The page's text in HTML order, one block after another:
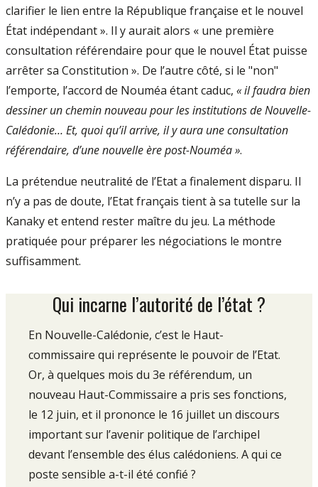
clarifier le lien entre la République française et le nouvel
État indépendant ». Il y aurait alors « une première
consultation référendaire pour que le nouvel État puisse
arrêter sa Constitution ». De l’autre côté, si le "non"
l’emporte, l’accord de Nouméa étant caduc, « il faudra bien
dessiner un chemin nouveau pour les institutions de Nouvelle-
Calédonie… Et, quoi qu’il arrive, il y aura une consultation
référendaire, d’une nouvelle ère post-Nouméa ».
La prétendue neutralité de l’Etat a finalement disparu. Il
n’y a pas de doute, l’Etat français tient à sa tutelle sur la
Kanaky et entend rester maître du jeu. La méthode
pratiquée pour préparer les négociations le montre
suffisamment.
Qui incarne l’autorité de l’état ?
En Nouvelle-Calédonie, c’est le Haut-
commissaire qui représente le pouvoir de l’Etat.
Or, à quelques mois du 3e référendum, un
nouveau Haut-Commissaire a pris ses fonctions,
le 12 juin, et il prononce le 16 juillet un discours
important sur l’avenir politique de l’archipel
devant l’ensemble des élus calédoniens. A qui ce
poste sensible a-t-il été confié ?